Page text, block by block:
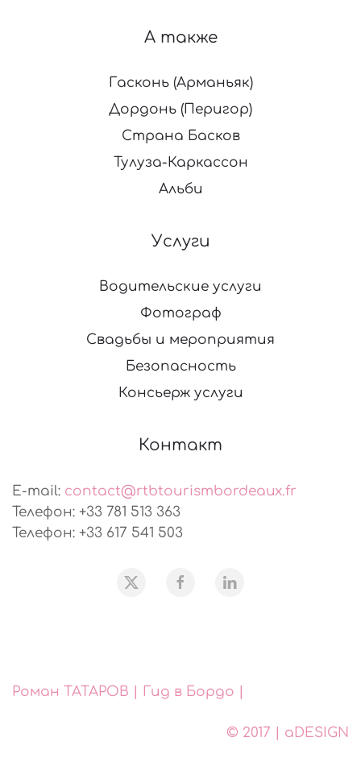
А также
Гасконь (Арманьяк)
Дордонь (Перигор)
Страна Басков
Тулуза-Каркассон
Альби
Услуги
Водительские услуги
Фотограф
Свадьбы и мероприятия
Безопасность
Консьерж услуги
Контакт
E-mail: contact@rtbtourismbordeaux.fr
Телефон: +33 781 513 363
Телефон: +33 617 541 503
Роман ТАТАРОВ | Гид в Бордо |
© 2017 | aDESIGN